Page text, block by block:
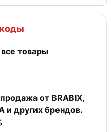
товары
от BRABIX,
и других брендов.